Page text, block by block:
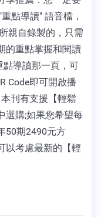
點導讀" 語音檔，
親自錄製的，只需
的重點掌握和閱讀
點導讀那一頁，可
Code即可開啟播
有支援【輕鬆
選購;如果您希望每
50期2490元方
以考慮最新的【輕